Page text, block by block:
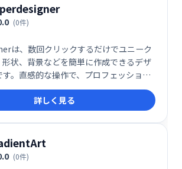
(0件)
は、数回クリックするだけでユニーク
形状、背景などを簡単に作成できるデザ
。直感的な操作で、プロフェッショナ
を素早く実現。創造性を自由に解き放
可能性を広げましょう！
詳しく見る
(0件)